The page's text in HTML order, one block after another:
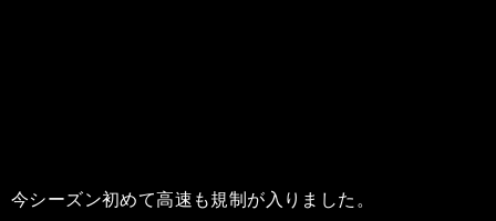
今シーズン初めて高速も規制が入りました。